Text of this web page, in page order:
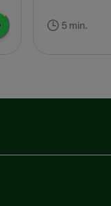
vie beaucoup
5 min.